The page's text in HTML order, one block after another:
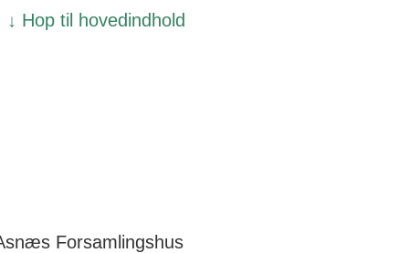
↓ Hop til hovedindhold
Forsamlingshus